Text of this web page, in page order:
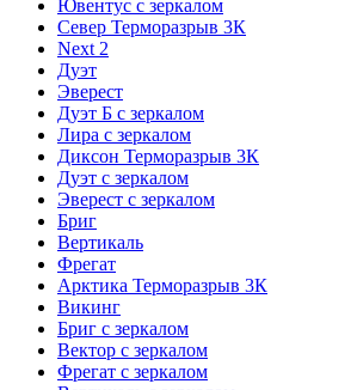
Ювентус с зеркалом
Север Терморазрыв 3К
Next 2
Дуэт
Эверест
Дуэт Б с зеркалом
Лира с зеркалом
Диксон Терморазрыв 3К
Дуэт с зеркалом
Эверест с зеркалом
Бриг
Вертикаль
Фрегат
Арктика Терморазрыв 3К
Викинг
Бриг с зеркалом
Вектор с зеркалом
Фрегат с зеркалом